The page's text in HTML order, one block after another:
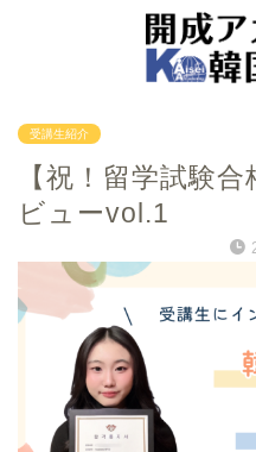
受講生紹介
【祝！留学試験
ビューvol.1